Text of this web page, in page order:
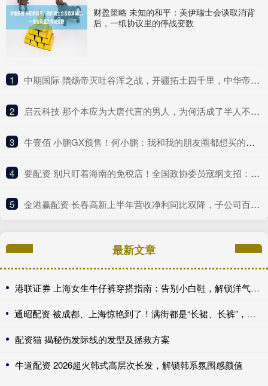
财盈策略 未知的和平：美伊瑞士会谈取消背
后，一纸协议里的停战变数
1 ​中期国际 隋炀帝灭吐谷浑之战，开疆拓土四千里，中华帝国重返西域
2 ​启云科技 那个本应为大唐代言的男人，为何活成了半人不鬼的模样？
3 ​牛壹佰 小鹏GX预售！何小鹏：我和我的朋友圈都想买的一款车
4 ​要配资 别只盯着海南的免税店！全国政协委员寇纲支招：发力数字贸易丨委员在这里
5 ​金港赢配资 长春高新上半年营收净利同比双降，子公司百克生物陷入亏损
最新文章
港联证券 上海女生牛仔裤穿搭指南：告别小白鞋，解锁洋气高级感
通昭配资 被成都、上海惊艳到了！满街都是“长裙、长裤”，却个个洋气高级
配资猫 揭秘伤发际线的发型及拯救方案
牛道配资 2026超火韩式高层次长发，解锁韩系氛围感颜值